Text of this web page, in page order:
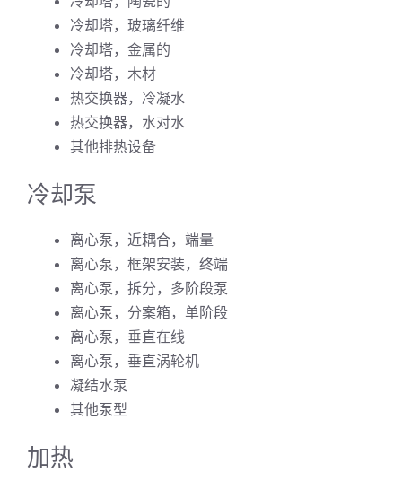
冷却塔，玻璃纤维
冷却塔，金属的
冷却塔，木材
热交换器，冷凝水
热交换器，水对水
其他排热设备
冷却泵
离心泵，近耦合，端量
离心泵，框架安装，终端
离心泵，拆分，多阶段泵
离心泵，分案箱，单阶段
离心泵，垂直在线
离心泵，垂直涡轮机
凝结水泵
其他泵型
加热